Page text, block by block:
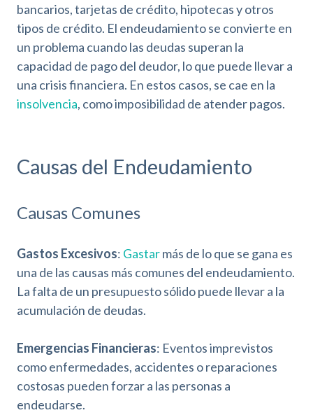
bancarios, tarjetas de crédito, hipotecas y otros
tipos de crédito. El endeudamiento se convierte en
un problema cuando las deudas superan la
capacidad de pago del deudor, lo que puede llevar a
una crisis financiera. En estos casos, se cae en la
insolvencia, como imposibilidad de atender pagos.
Causas del Endeudamiento
Causas Comunes
Gastos Excesivos: Gastarmás de lo que se gana es
una de las causas más comunes del endeudamiento.
La falta de un presupuesto sólido puede llevar a la
acumulación de deudas.
Emergencias Financieras: Eventos imprevistos
como enfermedades, accidentes o reparaciones
costosas pueden forzar a las personas a
endeudarse.